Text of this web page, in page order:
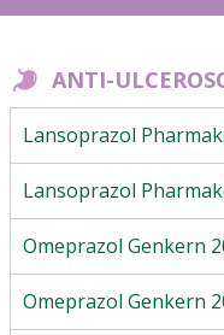
ANTI-
Lansoprazol
Lansoprazol
Omeprazol Genkern
Omeprazol Genkern